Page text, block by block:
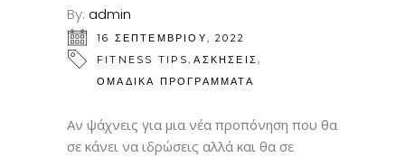
By: admin
16 ΣΕΠΤΕΜΒΡΊΟΥ, 2022
FITNESS TIPS,ΑΣΚΗΣΕΙΣ,
ΟΜΑΔΙΚΑ ΠΡΟΓΡΑΜΜΑΤΑ
Αν ψάχνεις για μια νέα προπόνηση που θα
σε κάνει να ιδρώσεις αλλά και θα σε